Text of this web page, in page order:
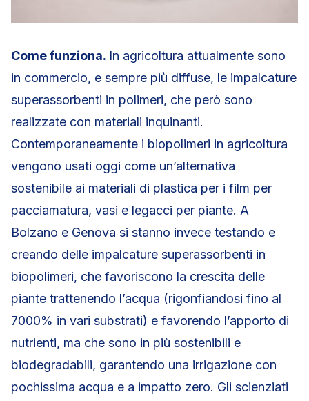
Come funziona. In agricoltura attualmente sono
in commercio, e sempre più diffuse, le impalcature
superassorbenti in polimeri, che però sono
realizzate con materiali inquinanti.
Contemporaneamente i biopolimeri in agricoltura
vengono usati oggi come un’alternativa
sostenibile ai materiali di plastica per i film per
pacciamatura, vasi e legacci per piante. A
Bolzano e Genova si stanno invece testando e
creando delle impalcature superassorbenti in
biopolimeri, che favoriscono la crescita delle
piante trattenendo l’acqua (rigonfiandosi fino al
7000% in vari substrati) e favorendo l’apporto di
nutrienti, ma che sono in più sostenibili e
biodegradabili, garantendo una irrigazione con
pochissima acqua e a impatto zero. Gli scienziati